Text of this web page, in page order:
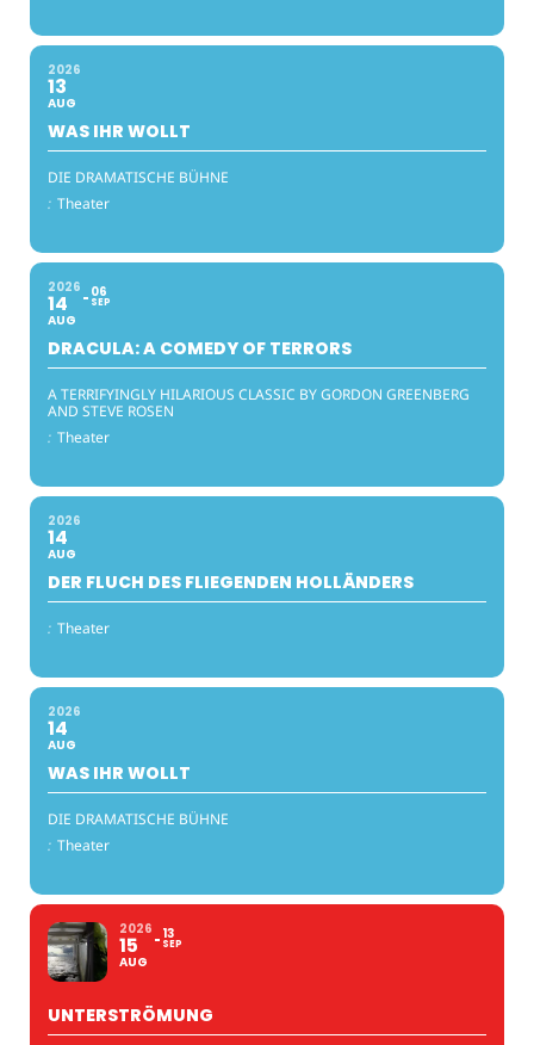
2026
13
AUG
WAS IHR WOLLT
DIE DRAMATISCHE BÜHNE
: Theater
2026
14
AUG
06
SEP
DRACULA: A COMEDY OF TERRORS
A TERRIFYINGLY HILARIOUS CLASSIC BY GORDON GREENBERG
AND STEVE ROSEN
: Theater
2026
14
AUG
DER FLUCH DES FLIEGENDEN HOLLÄNDERS
: Theater
2026
14
AUG
WAS IHR WOLLT
DIE DRAMATISCHE BÜHNE
: Theater
2026
15
AUG
13
SEP
UNTERSTRÖMUNG